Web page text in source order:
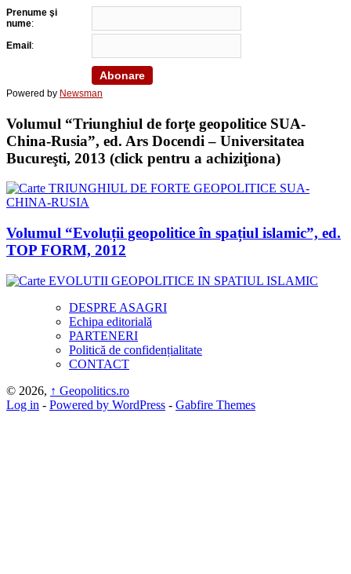
Prenume şi
nume:
Email :
Powered by Newsman
Volumul “Triunghiul de forţe geopolitice SUA-
China-Rusia”, ed. Ars Docendi – Universitatea
Bucureşti, 2013 (click pentru a achiziţiona)
Volumul “Evoluții geopolitice în spațiul islamic”, ed.
TOP FORM, 2012
DESPRE ASAGRI
Echipa editorială
PARTENERI
Politică de confidențialitate
CONTACT
© 2026, ↑ Geopolitics.ro
Log in - Powered by WordPress - Gabfire Themes